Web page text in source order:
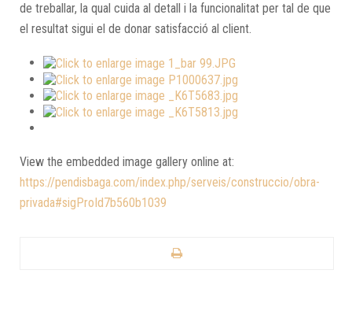
de treballar, la qual cuida al detall i la funcionalitat per tal de que
el resultat sigui el de donar satisfacció al client.
View the embedded image gallery online at:
https://pendisbaga.com/index.php/serveis/construccio/obra-
privada#sigProId7b560b1039